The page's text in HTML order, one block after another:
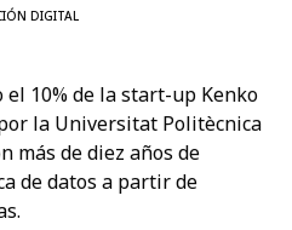
DIGITAL
10% de la start-up Kenko
la Universitat Politècnica
más de diez años de
de datos a partir de